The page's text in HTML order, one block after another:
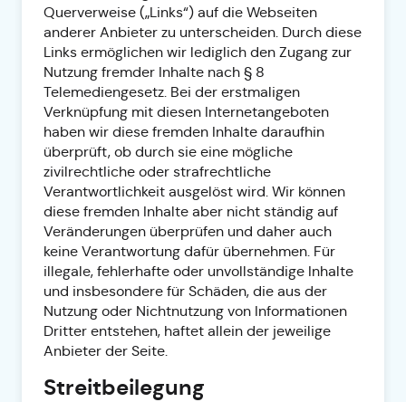
Querverweise („Links“) auf die Webseiten
anderer Anbieter zu unterscheiden. Durch diese
Links ermöglichen wir lediglich den Zugang zur
Nutzung fremder Inhalte nach § 8
Telemediengesetz. Bei der erstmaligen
Verknüpfung mit diesen Internetangeboten
haben wir diese fremden Inhalte daraufhin
überprüft, ob durch sie eine mögliche
zivilrechtliche oder strafrechtliche
Verantwortlichkeit ausgelöst wird. Wir können
diese fremden Inhalte aber nicht ständig auf
Veränderungen überprüfen und daher auch
keine Verantwortung dafür übernehmen. Für
illegale, fehlerhafte oder unvollständige Inhalte
und insbesondere für Schäden, die aus der
Nutzung oder Nichtnutzung von Informationen
Dritter entstehen, haftet allein der jeweilige
Anbieter der Seite.
Streitbeilegung